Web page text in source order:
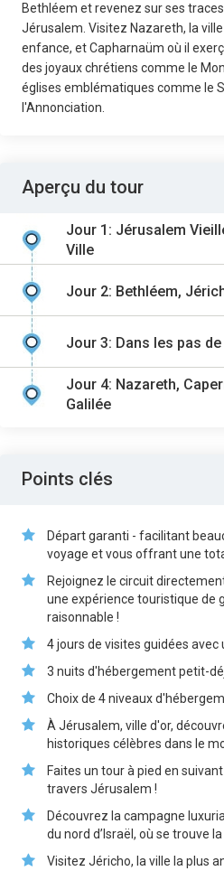
Bethléem et revenez sur ses
Jérusalem. Visitez Nazareth, la
enfance, et Capharnaüm où il
des joyaux chrétiens comme le
églises emblématiques comme le
l'Annonciation.
Aperçu du tour
Jour 1: Jérusalem
Ville
Jour 2: Bethléem,
Jour 3: Dans les pas
Jour 4: Nazareth,
Galilée
Points clés
Départ garanti - facilitant
voyage et vous offrant une
Rejoignez le circuit
une expérience touristique de
raisonnable !
4 jours de visites guidées
3 nuits d'hébergement petit-
Choix de 4 niveaux
À Jérusalem, ville d'or,
historiques célèbres dans le
Faites un tour à pied en
travers Jérusalem !
Découvrez la campagne
du nord d’Israël, où se trouve
Visitez Jéricho, la ville la plus